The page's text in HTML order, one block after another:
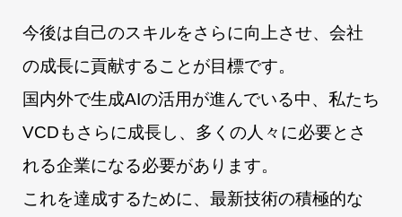
今後は自己のスキルをさらに向上させ、会社
の成長に貢献することが目標です。
国内外で生成AIの活用が進んでいる中、私たち
VCDもさらに成長し、多くの人々に必要とさ
れる企業になる必要があります。
これを達成するために、最新技術の積極的な